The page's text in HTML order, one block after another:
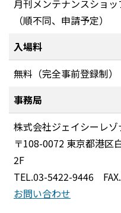
月刊メンテナンスショ
（順不同、申請予定）
入場料
無料（完全事前登録制）
事務局
株式会社ジェイシーレゾ
〒108-0072 東京都港
2F
TEL.03-5422-9446
お問い合わせ